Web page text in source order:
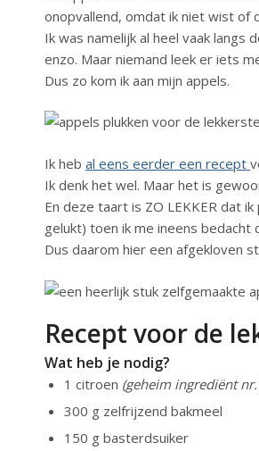
onopvallend, omdat ik niet wist of
Ik was namelijk al heel vaak langs
enzo. Maar niemand leek er iets
Dus zo kom ik aan mijn appels.
Ik heb al eens eerder een recept
Ik denk het wel. Maar het is
En deze taart is ZO LEKKER dat
gelukt) toen ik me ineens
Dus daarom hier een afgekloven
Recept voor de
Wat heb je nodig?
1 citroen (geheim ingrediënt
300 g zelfrijzend bakmeel
150 g basterdsuiker